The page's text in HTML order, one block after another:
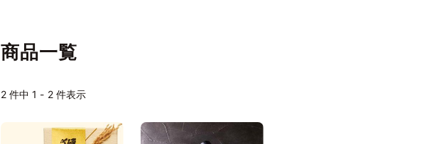
商品一覧
2 件中 1 - 2 件表示